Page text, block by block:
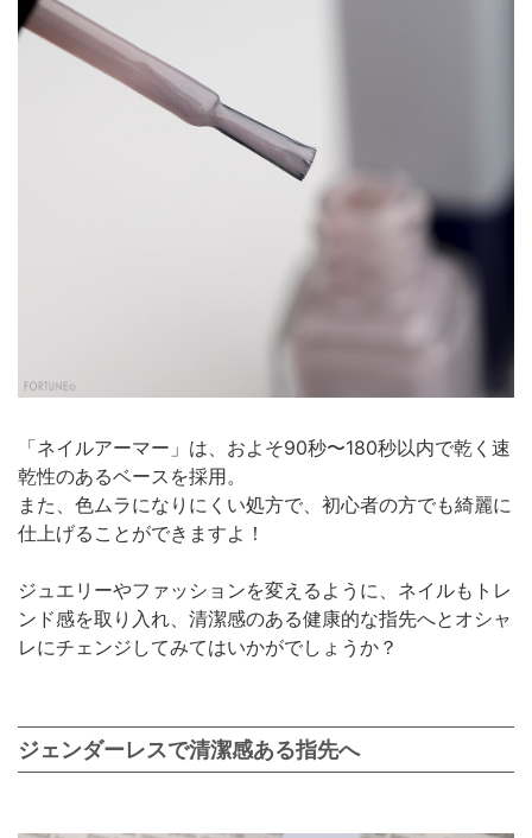
「ネイルアーマー」は、およそ90秒〜180秒以内で乾く速
乾性のあるベースを採用。
また、色ムラになりにくい処方で、初心者の方でも綺麗に
仕上げることができますよ！
ジュエリーやファッションを変えるように、ネイルもトレ
ンド感を取り入れ、清潔感のある健康的な指先へとオシャ
レにチェンジしてみてはいかがでしょうか？
ジェンダーレスで清潔感ある指先へ